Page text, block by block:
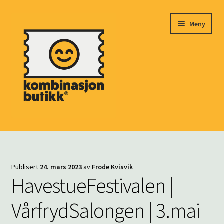
navigasjon
innhold
Meny
HJEM
BILLETTER
ARRANGØRER
Fold
ut
Publisert 24. mars 2023av Frode Kvisvik
HavestueFestivalen |
VårfrydSalongen | 3.mai